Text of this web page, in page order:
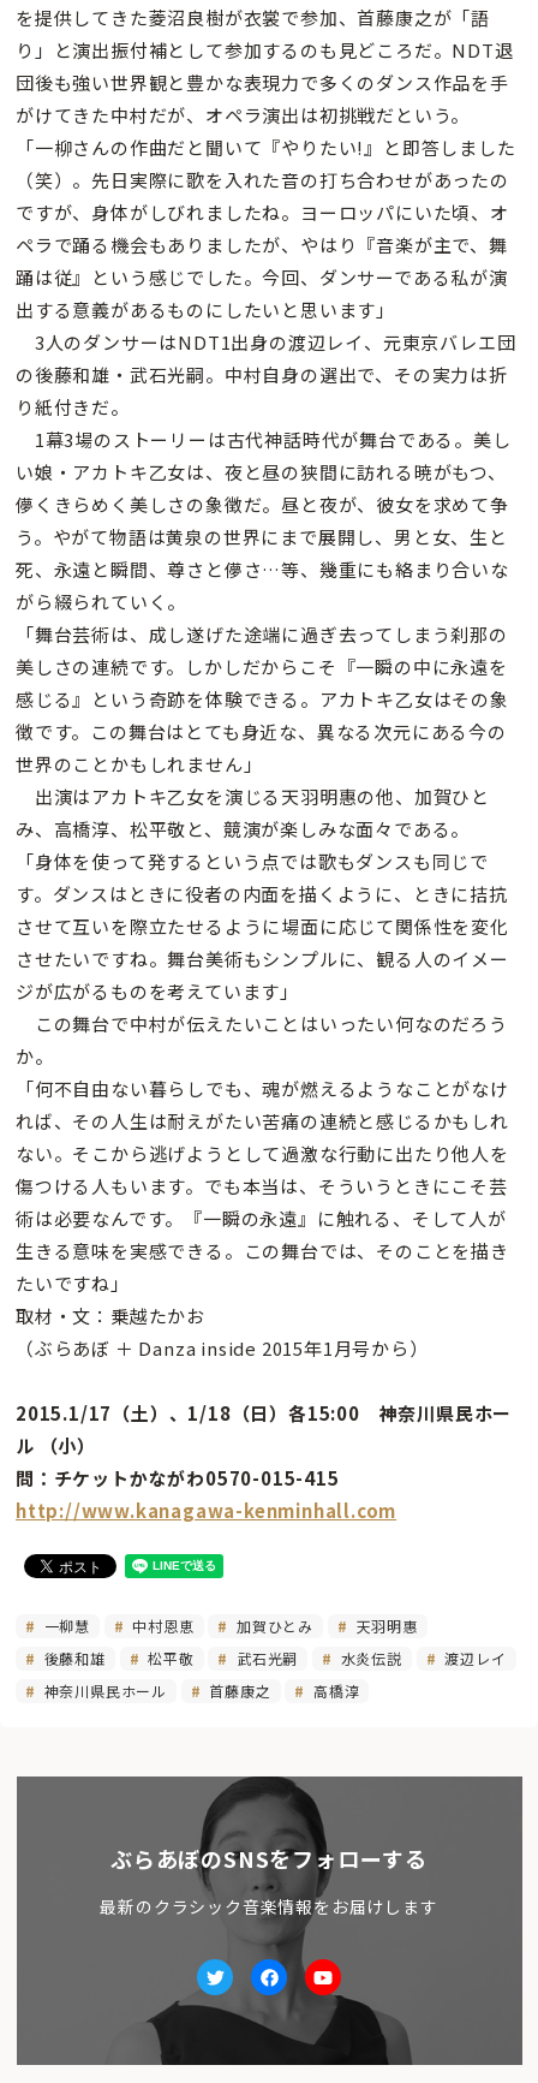
を提供してきた菱沼良樹が衣裳で参加、首藤康之が「語
り」と演出振付補として参加するのも見どころだ。NDT退
団後も強い世界観と豊かな表現力で多くのダンス作品を手
がけてきた中村だが、オペラ演出は初挑戦だという。
「一柳さんの作曲だと聞いて『やりたい!』と即答しました
（笑）。先日実際に歌を入れた音の打ち合わせがあったの
ですが、身体がしびれましたね。ヨーロッパにいた頃、オ
ペラで踊る機会もありましたが、やはり『音楽が主で、舞
踊は従』という感じでした。今回、ダンサーである私が演
出する意義があるものにしたいと思います」
3人のダンサーはNDT1出身の渡辺レイ、元東京バレエ団
の後藤和雄・武石光嗣。中村自身の選出で、その実力は折
り紙付きだ。
1幕3場のストーリーは古代神話時代が舞台である。美し
い娘・アカトキ乙女は、夜と昼の狭間に訪れる暁がもつ、
儚くきらめく美しさの象徴だ。昼と夜が、彼女を求めて争
う。やがて物語は黄泉の世界にまで展開し、男と女、生と
死、永遠と瞬間、尊さと儚さ…等、幾重にも絡まり合いな
がら綴られていく。
「舞台芸術は、成し遂げた途端に過ぎ去ってしまう刹那の
美しさの連続です。しかしだからこそ『一瞬の中に永遠を
感じる』という奇跡を体験できる。アカトキ乙女はその象
徴です。この舞台はとても身近な、異なる次元にある今の
世界のことかもしれません」
出演はアカトキ乙女を演じる天羽明惠の他、加賀ひと
み、高橋淳、松平敬と、競演が楽しみな面々である。
「身体を使って発するという点では歌もダンスも同じで
す。ダンスはときに役者の内面を描くように、ときに拮抗
させて互いを際立たせるように場面に応じて関係性を変化
させたいですね。舞台美術もシンプルに、観る人のイメー
ジが広がるものを考えています」
この舞台で中村が伝えたいことはいったい何なのだろう
か。
「何不自由ない暮らしでも、魂が燃えるようなことがなけ
れば、その人生は耐えがたい苦痛の連続と感じるかもしれ
ない。そこから逃げようとして過激な行動に出たり他人を
傷つける人もいます。でも本当は、そういうときにこそ芸
術は必要なんです。『一瞬の永遠』に触れる、そして人が
生きる意味を実感できる。この舞台では、そのことを描き
たいですね」
取材・文：乗越たかお
（ぶらあぼ ＋ Danza inside 2015年1月号から）
2015.1/17（土）、1/18（日）各15:00 神奈川県民ホー
ル （小）
問：チケットかながわ0570-015-415
http://www.kanagawa-kenminhall.com
一柳慧 中村恩恵 加賀ひとみ
天羽明惠
後藤和雄
松平敬 武石光嗣 水炎伝説
渡辺レイ
神奈川県民ホール
首藤康之 高橋淳
ぶらあぼのSNSをフォローする
最新のクラシック音楽情報をお届けします
TwitterfacebookYoutube